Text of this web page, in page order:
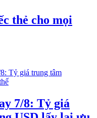
thẻ cho mọi
7/8: Tỷ giá